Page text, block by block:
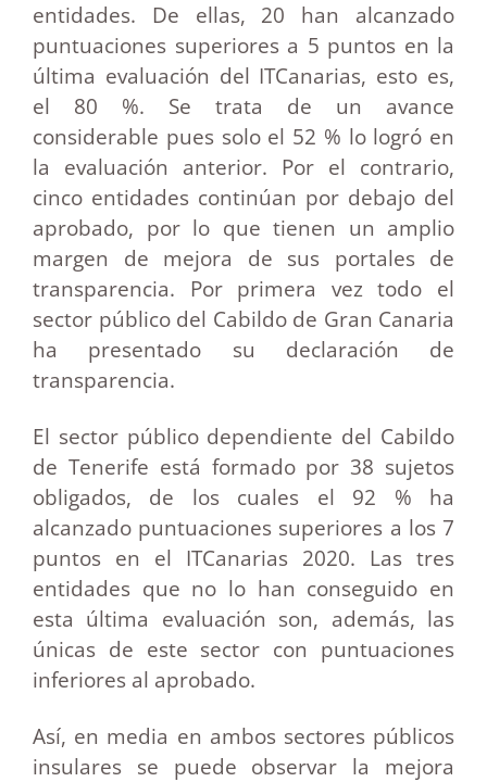
entidades. De ellas, 20 han alcanzado
puntuaciones superiores a 5 puntos en la
última evaluación del ITCanarias, esto es,
el 80 %. Se trata de un avance
considerable pues solo el 52 % lo logró en
la evaluación anterior. Por el contrario,
cinco entidades continúan por debajo del
aprobado, por lo que tienen un amplio
margen de mejora de sus portales de
transparencia. Por primera vez todo el
sector público del Cabildo de Gran Canaria
ha presentado su declaración de
transparencia.
El sector público dependiente del Cabildo
de Tenerife está formado por 38 sujetos
obligados, de los cuales el 92 % ha
alcanzado puntuaciones superiores a los 7
puntos en el ITCanarias 2020. Las tres
entidades que no lo han conseguido en
esta última evaluación son, además, las
únicas de este sector con puntuaciones
inferiores al aprobado.
Así, en media en ambos sectores públicos
insulares se puede observar la mejora